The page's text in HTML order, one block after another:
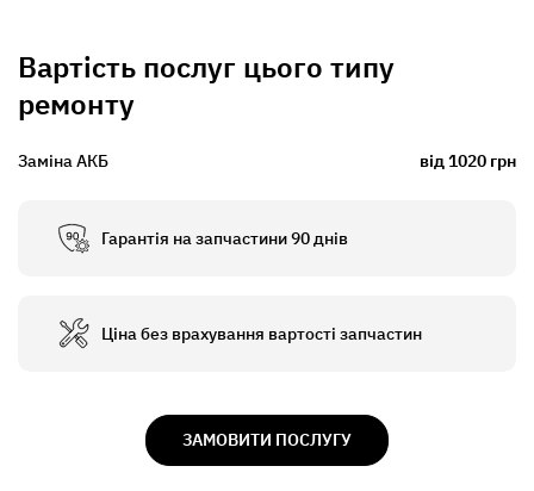
Вартість послуг цього типу
ремонту
Заміна АКБ від 1020 грн
Гарантія на запчастини 90 днів
Ціна без врахування вартості запчастин
ЗАМОВИТИ ПОСЛУГУ